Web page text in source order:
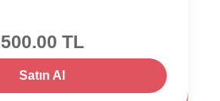
500.00 TL
Satın Al